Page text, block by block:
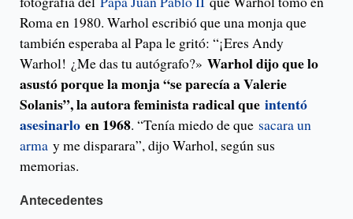
Roma en 1980. Warhol escribió que una monja que
también esperaba al Papa le gritó: “¡Eres Andy
Warhol! ¿Me das tu autógrafo?» Warhol dijo que lo
asustó porque la monja “se parecía a Valerie
Solanis”, la autora feminista radical que intentó
asesinarlo en 1968. “Tenía miedo de que sacara un
arma y me disparara”, dijo Warhol, según sus
memorias.
Antecedentes